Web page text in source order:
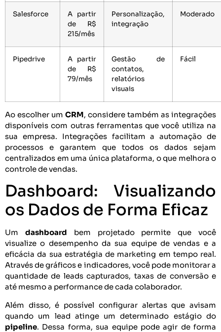
Salesforce
A partir
de R$
215/mês
Personalização,
integração
Moderado
Pipedrive
A partir
de R$
79/mês
Gestão de
contatos,
relatórios
visuais
Fácil
Ao escolher um CRM, considere também as integrações
disponíveis com outras ferramentas que você utiliza na
sua empresa. Integrações facilitam a automação de
processos e garantem que todos os dados sejam
centralizados em uma única plataforma, o que melhora o
controle de vendas.
Dashboard: Visualizando
os Dados de Forma Eficaz
Um dashboard bem projetado permite que você
visualize o desempenho da sua equipe de vendas e a
eficácia da sua estratégia de marketing em tempo real.
Através de gráficos e indicadores, você pode monitorar a
quantidade de leads capturados, taxas de conversão e
até mesmo a performance de cada colaborador.
Além disso, é possível configurar alertas que avisam
quando um lead atinge um determinado estágio do
pipeline. Dessa forma, sua equipe pode agir de forma